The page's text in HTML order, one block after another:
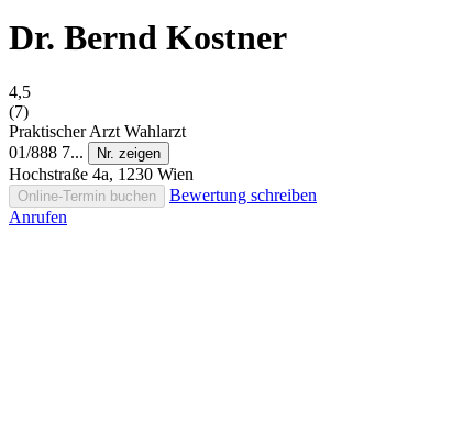
Dr. Bernd Kostner
4,5
(7)
Praktischer Arzt Wahlarzt
01/888 7...
Nr. zeigen
Hochstraße 4a, 1230 Wien
Online-Termin buchen
Bewertung schreiben
Anrufen